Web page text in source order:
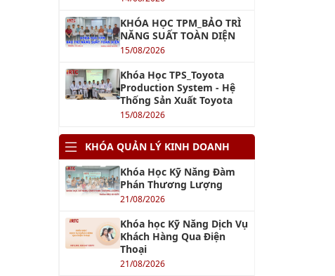
KHÓA HỌC TPM_BẢO TRÌ
NĂNG SUẤT TOÀN DIỆN
15/08/2026
Khóa Học TPS_Toyota
Production System - Hệ
Thống Sản Xuất Toyota
15/08/2026
KHÓA QUẢN LÝ KINH DOANH
Khóa Học Kỹ Năng Đàm
Phán Thương Lượng
21/08/2026
Khóa học Kỹ Năng Dịch Vụ
Khách Hàng Qua Điện
Thoại
21/08/2026